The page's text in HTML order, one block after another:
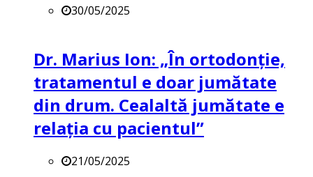
30/05/2025
Dr. Marius Ion: „În ortodonție,
tratamentul e doar jumătate
din drum. Cealaltă jumătate e
relația cu pacientul”
21/05/2025